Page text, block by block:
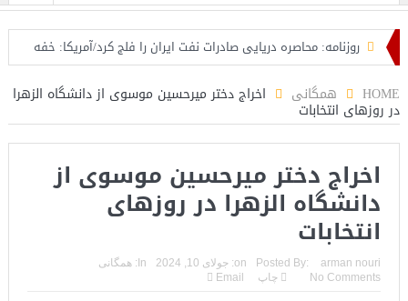
روزنامه: محاصره دریایی صادرات نفت ایران را فلج کرد/آمریکا: خفه
تحلیلگر سعودی: این توافق‌نامه پیامی بازدارنده در برابر حکومت
ایران است
مقام آمریکایی: تصورِ بازنده بودن برای ترامپ غیرقابل‌تحمل
است+فیلم: تحلیل
مقامات آمریکایی: برخی گزارش‌ها موجب گستاخ‌تر شدن حکومت
ایران خواهد شد
HOME همگانی اخراج دختر میرحسین موسوی از دانشگاه الزهرا
در روزهای انتخابات
اخراج دختر میرحسین موسوی از
دانشگاه الزهرا در روزهای
انتخابات
Posted By: arman nouri
on: جولای 10, 2024 In:
همگانی
No Comments
چاپ Email